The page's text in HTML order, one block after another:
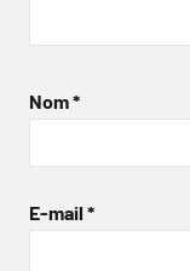
Nom*
E-mail *